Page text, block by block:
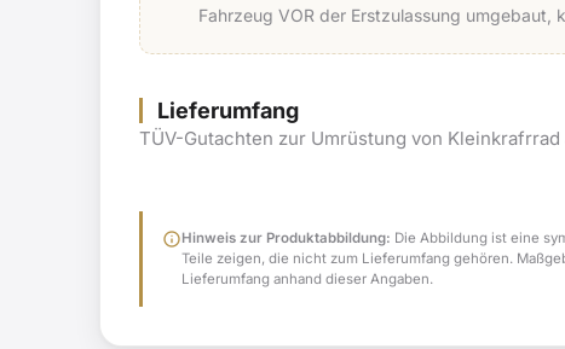
Fahrzeug VOR der Erstzulassung
Lieferumfang
TÜV-Gutachten zur Umrüstung von
infoHinweis zur Produktabbildung: Die Abbildung ist eine
Teile zeigen, die nicht zum Lieferumfang gehören.
Lieferumfang anhand dieser Angaben.